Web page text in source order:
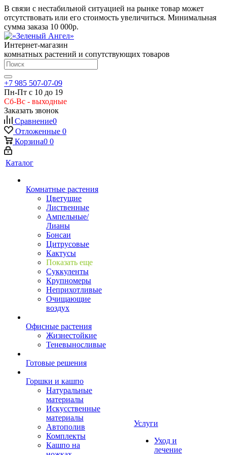
В связи с нестабильной ситуацией на рынке товар может
отсутствовать или его стоимость увеличиться. Минимальная
сумма заказа 10 000р.
Интернет-магазин
комнатных растений и сопутствующих товаров
+7 985 507-07-09
Пн-Пт с 10 до 19
Сб-Вс - выходные
Заказать звонок
Сравнение0
Отложенные 0
Корзина0 0
Каталог
Комнатные растения
Цветущие
Лиственные
Ампельные/
Лианы
Бонсаи
Цитрусовые
Кактусы
Показать еще
Суккуленты
Крупномеры
Неприхотливые
Очищающие
воздух
Офисные растения
Жизнестойкие
Теневыносливые
Готовые решения
Горшки и кашпо
Натуральные
материалы
Искусственные
материалы
Автополив
Комплекты
Кашпо на
Услуги
Уход и
лечение